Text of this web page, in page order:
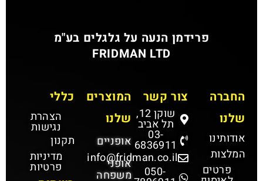
פרידמן הנעה על גלגלים בע"מ
FRIDMAN LTD
החברה
שלנו
אודותינו
המלצות
פרטים
צור קשר
שוקן 12,
תל אביב
03-
6836911
info@fridman.co.il
050-
המוצרים
שלנו
אופניים
אופני
משפחה
כללי
הצהרת
נגישות
תקנון
מדיניות
פרטיות